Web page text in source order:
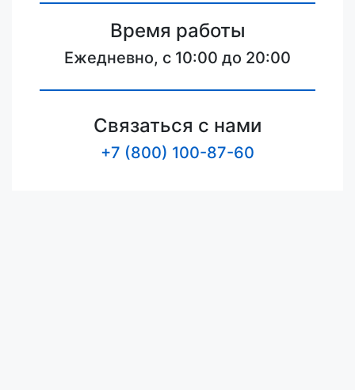
Время работы
Ежедневно, с 10:00 до 20:00
Связаться с нами
+7 (800) 100-87-60